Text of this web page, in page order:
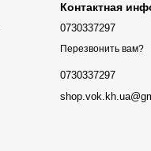
Контактная
0730337297
Перезвонить вам?
0730337297